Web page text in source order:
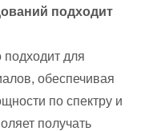
подходит
для
обеспечивая
по спектру и
получать